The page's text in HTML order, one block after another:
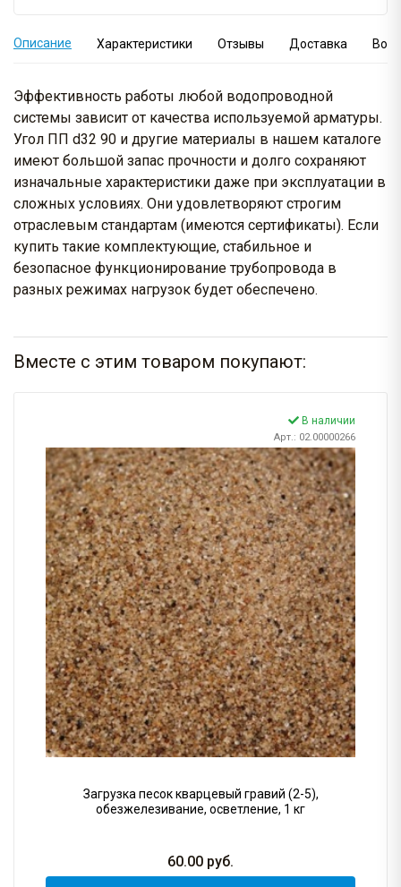
Описание Характеристики Отзывы Доставка
Эффективность работы любой водопроводной
системы зависит от качества используемой арматуры.
Угол ПП d32 90 и другие материалы в нашем каталоге
имеют большой запас прочности и долго сохраняют
изначальные характеристики даже при эксплуатации в
сложных условиях. Они удовлетворяют строгим
отраслевым стандартам (имеются сертификаты). Если
купить такие комплектующие, стабильное и
безопасное функционирование трубопровода в
разных режимах нагрузок будет обеспечено.
Вместе с этим товаром покупают:
В наличии
Арт.: 02.00000266
Загрузка песок кварцевый гравий (2-5),
обезжелезивание, осветление, 1 кг
60.00 руб.